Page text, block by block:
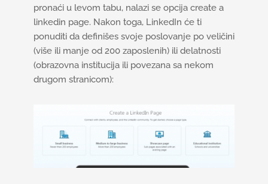
pronaći u levom tabu, nalazi se opcija create a
linkedin page. Nakon toga, LinkedIn će ti
ponuditi da definišes svoje poslovanje po veličini
(više ili manje od 200 zaposlenih) ili delatnosti
(obrazovna institucija ili povezana sa nekom
drugom stranicom):